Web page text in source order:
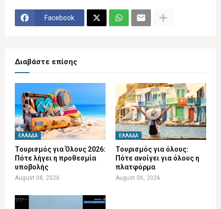
Facebook
Διαβάστε επίσης
ΕΛΛΆΔΑ
Τουρισμός για Όλους 2026:
Πότε λήγει η προθεσμία
υποβολής
August 08, 2026
ΕΛΛΆΔΑ
Τουρισμός για όλους:
Πότε ανοίγει για όλους η
πλατφόρμα
August 06, 2026